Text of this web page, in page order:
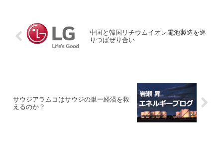
中国と韓国リチウムイオン電池製造を巡
りつばぜり合い
サウジアラムコはサウジの単一経済を救
えるのか？